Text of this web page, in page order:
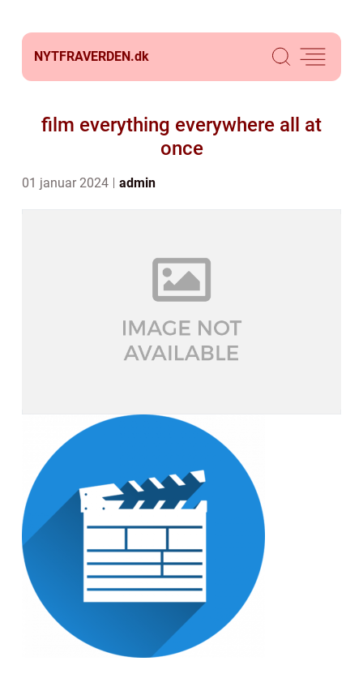
NYTFRAVERDEN.dk
film everything everywhere all at
once
01 januar 2024 admin